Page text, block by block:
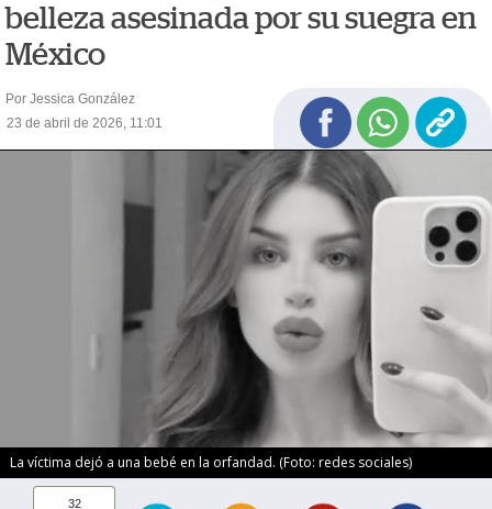
belleza asesinada por su suegra en
México
Por Jessica González
23 de abril de 2026, 11:01
La víctima dejó a una bebé en la orfandad. (Foto: redes sociales)
32